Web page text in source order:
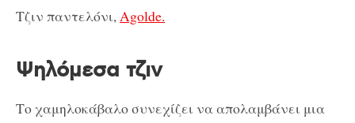
Τζιν παντελόνι,Agolde.
Ψηλόμεσα τζιν
Το χαμηλοκάβαλο συνεχίζει να απολαμβάνει μια